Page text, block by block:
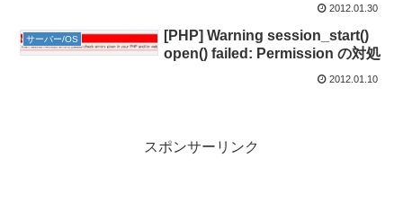
2012.01.30
サーバー/OS
[PHP] Warning session_start()
open() failed: Permission の対処
2012.01.10
スポンサーリンク